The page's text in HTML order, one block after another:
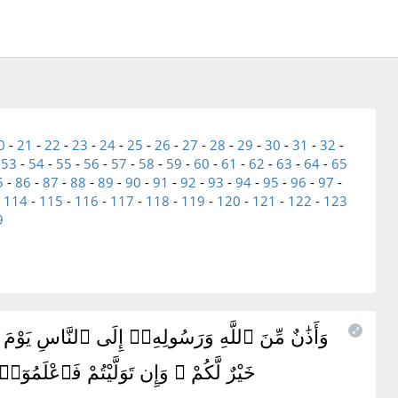
- 21 - 22 - 23 - 24 - 25 - 26 - 27 - 28 - 29 - 30 - 31 - 32 -
53 - 54 - 55 - 56 - 57 - 58 - 59 - 60 - 61 - 62 - 63 - 64 - 65
- 86 - 87 - 88 - 89 - 90 - 91 - 92 - 93 - 94- 95 - 96 - 97 -
114- 115 - 116 - 117 - 118 - 119 - 120 - 121 - 122 - 123
وَأَذَٰنٌ مِّنَ ٱللَّهِ وَرَسُولِهِۦٓ إِلَى ٱلنَّاسِ
خَيْرٌ لَّكُمْ ۖ وَإِن تَوَلَّيْتُمْ